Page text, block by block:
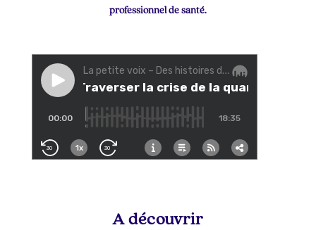
professionnel de santé.
A découvrir